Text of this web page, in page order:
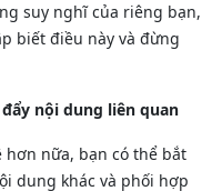
suy nghĩ của riêng bạn,
biết điều này và đừng
nội dung liên quan
nữa, bạn có thể bắt
dung khác và phối hợp